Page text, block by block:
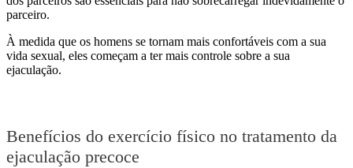
parceiro.
À medida que os homens se tornam mais confortáveis ​​com a sua
vida sexual, eles começam a ter mais controle sobre a sua
ejaculação.
Benefícios do exercício físico no tratamento da
ejaculação precoce